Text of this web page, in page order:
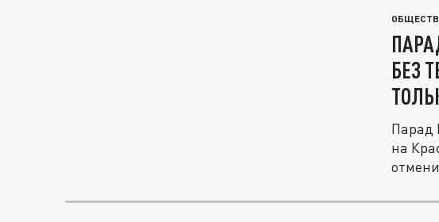
БЕЗ
Парад
на